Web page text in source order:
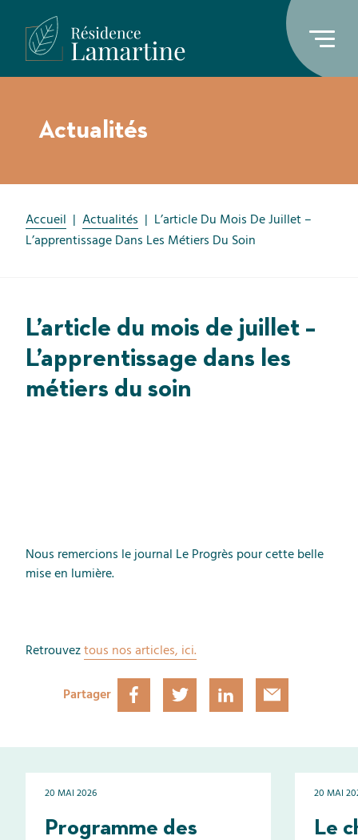
Actualités
Accueil | Actualités | L’article Du Mois De Juillet –
L’apprentissage Dans Les Métiers Du Soin
L’article du mois de juillet –
L’apprentissage dans les
métiers du soin
Nous remercions le journal Le Progrès pour cette belle
mise en lumière.
Retrouveztous nos articles, ici.
Partager
20 MAI 2026
Programme des
20 MAI
Le